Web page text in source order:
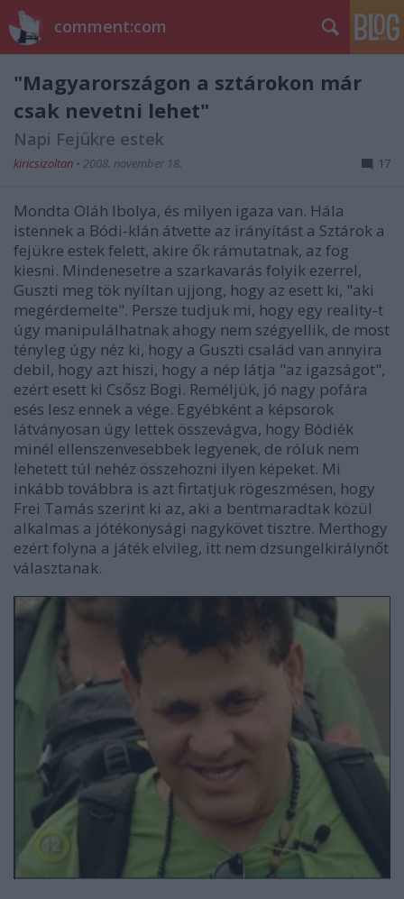
comment:com
"Magyarországon a sztárokon már
csak nevetni lehet"
Napi Fejükre estek
kiricsizoltan • 2008. november 18. 17
Mondta Oláh Ibolya, és milyen igaza van. Hála
istennek a Bódi-klán átvette az irányítást a Sztárok a
fejükre estek felett, akire ők rámutatnak, az fog
kiesni. Mindenesetre a szarkavarás folyik ezerrel,
Guszti meg tök nyíltan ujjong, hogy az esett ki, "aki
megérdemelte". Persze tudjuk mi, hogy egy reality-t
úgy manipulálhatnak ahogy nem szégyellik, de most
tényleg úgy néz ki, hogy a Guszti család van annyira
debil, hogy azt hiszi, hogy a nép látja "az igazságot",
ezért esett ki Csősz Bogi. Reméljük, jó nagy pofára
esés lesz ennek a vége. Egyébként a képsorok
látványosan úgy lettek összevágva, hogy Bódiék
minél ellenszenvesebbek legyenek, de róluk nem
lehetett túl nehéz összehozni ilyen képeket. Mi
inkább továbbra is azt firtatjuk rögeszmésen, hogy
Frei Tamás szerint ki az, aki a bentmaradtak közül
alkalmas a jótékonysági nagykövet tisztre. Merthogy
ezért folyna a játék elvileg, itt nem dzsungelkirálynőt
választanak.